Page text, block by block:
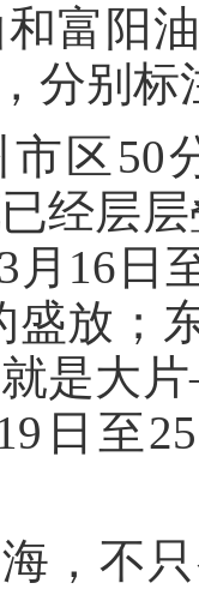
富阳
分别
市区50
经层
月16日
盛放；
是大
日至
，不